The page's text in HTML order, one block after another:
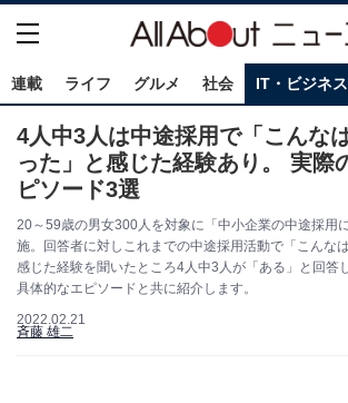
連載 ライフ グルメ 社会 IT・ビジネス
4人中3人は中途採用で「こんな
った」と感じた経験あり。 実際
ピソード3選
20～59歳の男女300人を対象に「中小企業の中途採用
施。回答者に対しこれまでの中途採用活動で「こんな
感じた経験を聞いたところ4人中3人が「ある」と回答
具体的なエピソードと共に紹介します。
2022.02.21
斉藤 雄二